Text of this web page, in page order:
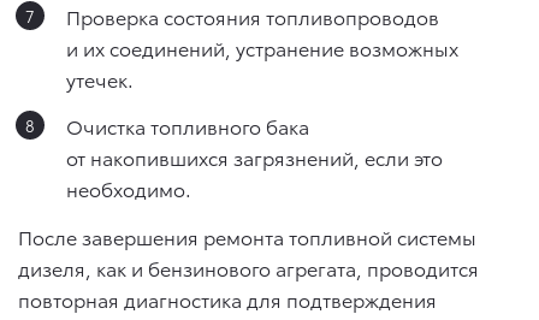
Проверка состояния топливопроводов
и их соединений, устранение возможных
утечек.
Очистка топливного бака
от накопившихся загрязнений, если это
необходимо.
После завершения ремонта топливной системы
дизеля, как и бензинового агрегата, проводится
повторная диагностика для подтверждения